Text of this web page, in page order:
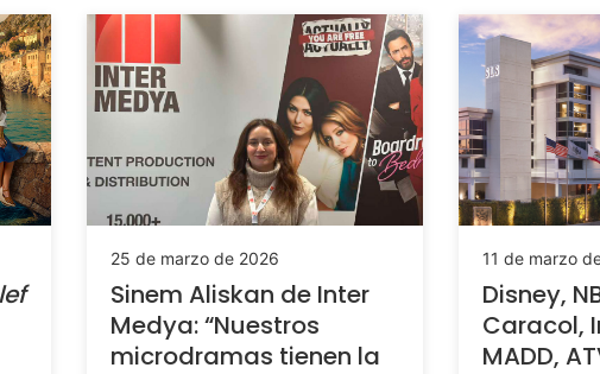
25 de marzo de 2026
Sinem Aliskan de Inter
Medya: “Nuestros
microdramas tienen la
11 de marzo
Disney,
Caracol,
MADD,